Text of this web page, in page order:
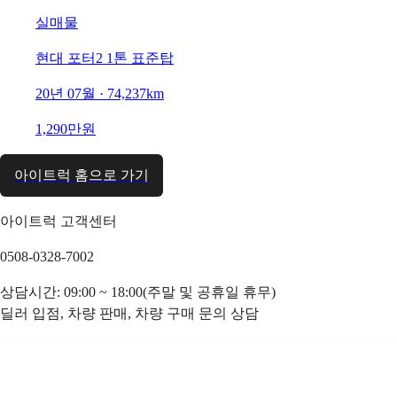
실매물
현대 포터2 1톤 표준탑
20년 07월 · 74,237km
1,290만원
아이트럭 홈으로 가기
아이트럭 고객센터
0508-0328-7002
상담시간: 09:00 ~ 18:00(주말 및 공휴일 휴무)
딜러 입점, 차량 판매, 차량 구매 문의 상담